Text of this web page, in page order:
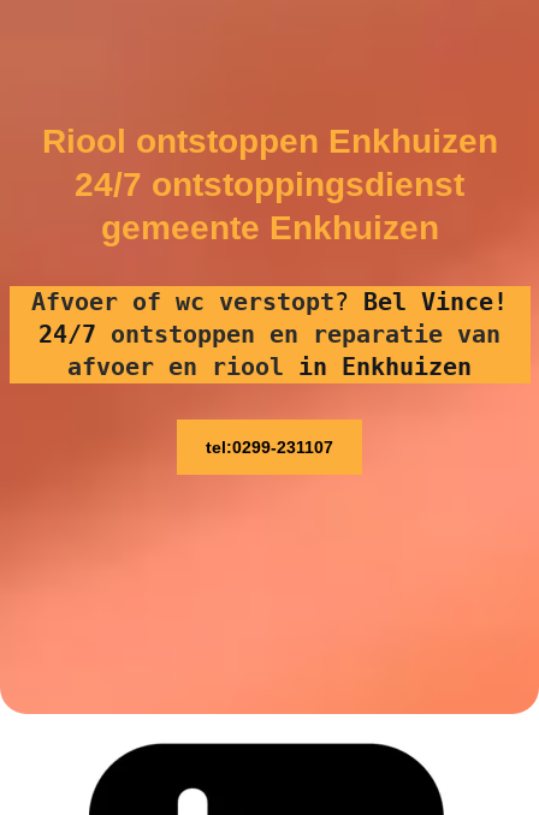
Riool ontstoppen Enkhuizen
24/7 ontstoppingsdienst
gemeente Enkhuizen
Afvoer of wc verstopt? Bel Vince!
24/7 ontstoppen en reparatie van
afvoer en riool in Enkhuizen
tel:0299-231107